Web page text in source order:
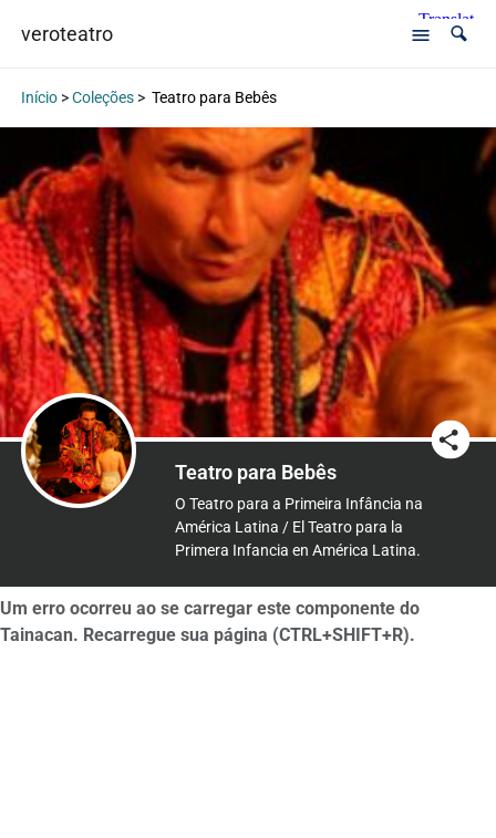
veroteatro
Início>Coleções> Teatro para Bebês
Teatro para Bebês
O Teatro para a Primeira Infância na
América Latina / El Teatro para la
Primera Infancia en América Latina.
Um erro ocorreu ao se carregar este componente do
Tainacan. Recarregue sua página (CTRL+SHIFT+R).